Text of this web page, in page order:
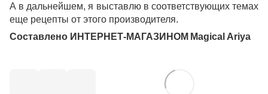
А в дальнейшем, я выставлю в соответствующих темах
еще рецепты от этого производителя.
Составлено ИНТЕРНЕТ-МАГАЗИНОМ Magical Ariya